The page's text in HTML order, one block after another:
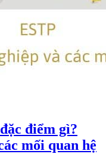
điểm gì?
mối quan hệ